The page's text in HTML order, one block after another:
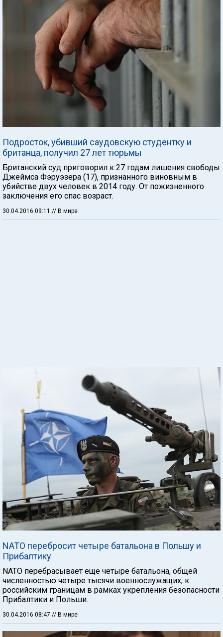
Подросток, убивший саудовскую студентку и
британца, получил 27 лет тюрьмы
Британский суд приговорил к 27 годам лишения свободы
Джеймса Фэруэзера (17), признанного виновным в
убийстве двух человек в 2014 году. От пожизненного
заключения его спас возраст.
30.04.2016 09:11 // В мире
NATO перебросит четыре батальона в Польшу и
Прибалтику
NATO перебрасывает еще четыре батальона, общей
численностью четыре тысячи военнослужащих, к
российским границам в рамках укрепления безопасности
Прибалтики и Польши.
30.04.2016 08:47 // В мире